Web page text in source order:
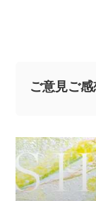
ご意見ご
にお寄せく
※なお、ご質
の記事にて